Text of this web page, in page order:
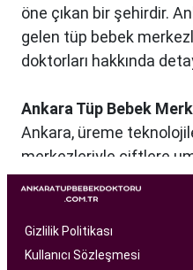
öne çıkan bir şehirdir.
gelen tüp bebek
doktorları hakkında
Ankara Tüp Bebek
Ankara, üreme
merkezleriyle çiftlere
Tüp Bebek Merkezi,
çiftlere profesyonel ve
hizmet sunan bir sağlık
tıbbın son
Gizlilik Politikası
Kullanıcı Sözleşmesi